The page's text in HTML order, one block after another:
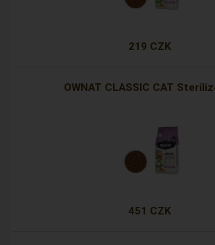
219 CZK
OWNAT CLASSIC CAT
451 CZK